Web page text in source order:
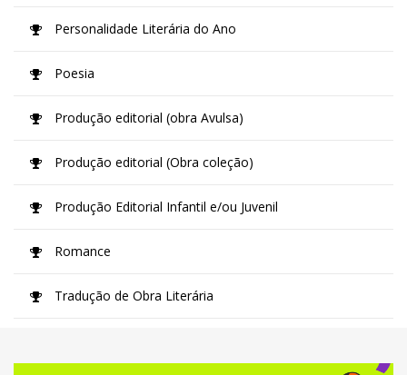
Personalidade Literária do Ano
Poesia
Produção editorial (obra Avulsa)
Produção editorial (Obra coleção)
Produção Editorial Infantil e/ou Juvenil
Romance
Tradução de Obra Literária